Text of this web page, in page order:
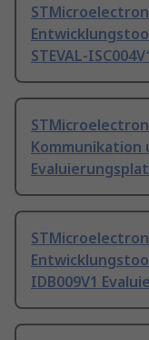
STEVAL-
Kommunikation
IDB009V1